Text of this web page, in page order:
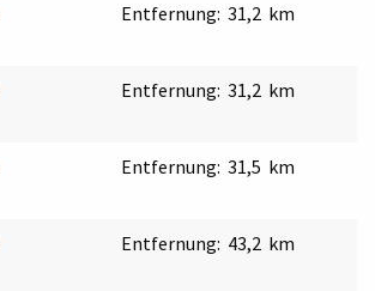
Entfernung: 31,2 km
Entfernung: 31,2 km
Entfernung: 31,5 km
Entfernung: 43,2 km